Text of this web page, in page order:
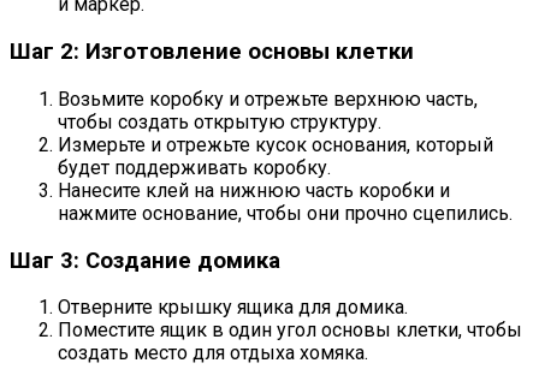
и маркер.
Шаг 2: Изготовление основы клетки
Возьмите коробку и отрежьте верхнюю часть,
чтобы создать открытую структуру.
Измерьте и отрежьте кусок основания, который
будет поддерживать коробку.
Нанесите клей на нижнюю часть коробки и
нажмите основание, чтобы они прочно сцепились.
Шаг 3: Создание домика
Отверните крышку ящика для домика.
Поместите ящик в один угол основы клетки, чтобы
создать место для отдыха хомяка.